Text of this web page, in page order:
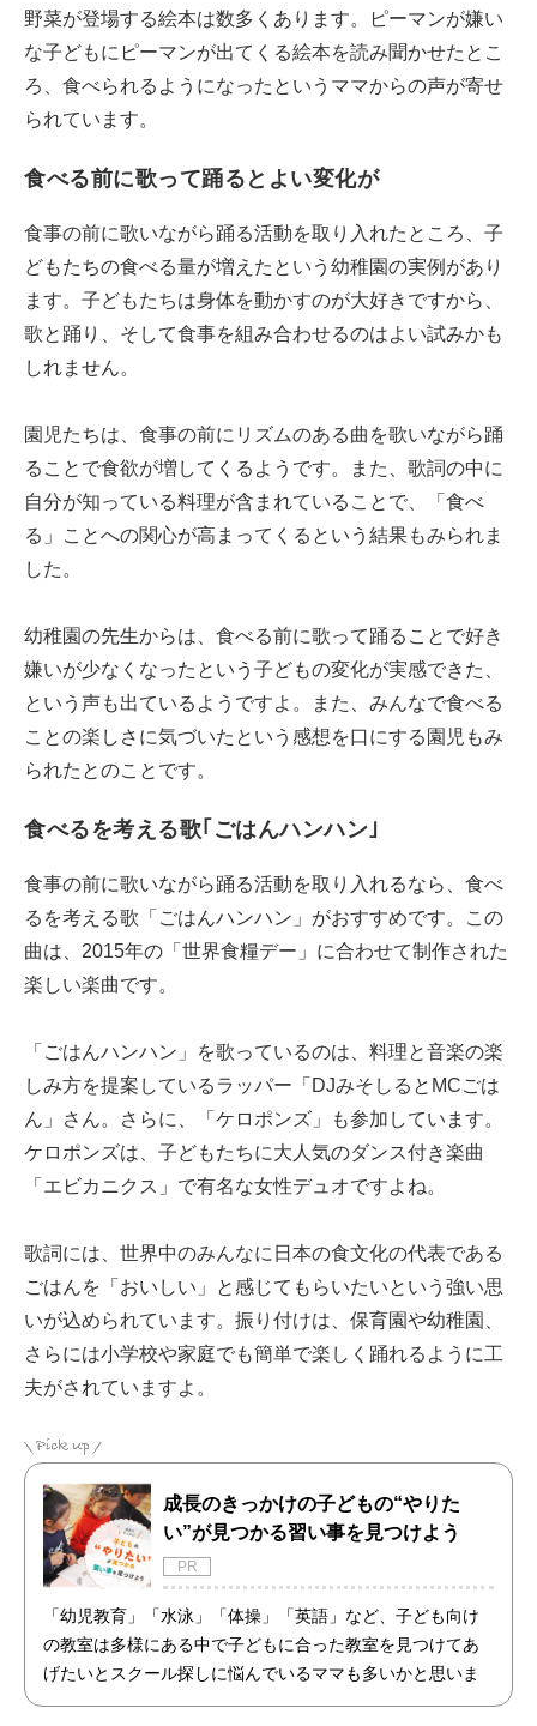
野菜が登場する絵本は数多くあります。ピーマンが嫌い
な子どもにピーマンが出てくる絵本を読み聞かせたとこ
ろ、食べられるようになったというママからの声が寄せ
られています。
食べる前に歌って踊るとよい変化が
食事の前に歌いながら踊る活動を取り入れたところ、子
どもたちの食べる量が増えたという幼稚園の実例があり
ます。子どもたちは身体を動かすのが大好きですから、
歌と踊り、そして食事を組み合わせるのはよい試みかも
しれません。
園児たちは、食事の前にリズムのある曲を歌いながら踊
ることで食欲が増してくるようです。また、歌詞の中に
自分が知っている料理が含まれていることで、「食べ
る」ことへの関心が高まってくるという結果もみられま
した。
幼稚園の先生からは、食べる前に歌って踊ることで好き
嫌いが少なくなったという子どもの変化が実感できた、
という声も出ているようですよ。また、みんなで食べる
ことの楽しさに気づいたという感想を口にする園児もみ
られたとのことです。
食べるを考える歌｢ごはんハンハン｣
食事の前に歌いながら踊る活動を取り入れるなら、食べ
るを考える歌「ごはんハンハン」がおすすめです。この
曲は、2015年の「世界食糧デー」に合わせて制作された
楽しい楽曲です。
「ごはんハンハン」を歌っているのは、料理と音楽の楽
しみ方を提案しているラッパー「DJみそしるとMCごは
ん」さん。さらに、「ケロポンズ」も参加しています。
ケロポンズは、子どもたちに大人気のダンス付き楽曲
「エビカニクス」で有名な女性デュオですよね。
歌詞には、世界中のみんなに日本の食文化の代表である
ごはんを「おいしい」と感じてもらいたいという強い思
いが込められています。振り付けは、保育園や幼稚園、
さらには小学校や家庭でも簡単で楽しく踊れるように工
夫がされていますよ。
成長のきっかけの子どもの“やりた
い”が見つかる習い事を見つけよう
PR
「幼児教育」「水泳」「体操」「英語」など、子ども向け
の教室は多様にある中で子どもに合った教室を見つけてあ
げたいとスクール探しに悩んでいるママも多いかと思いま
す。今回は、子どもの持つ「個」を大切にしたプログラム